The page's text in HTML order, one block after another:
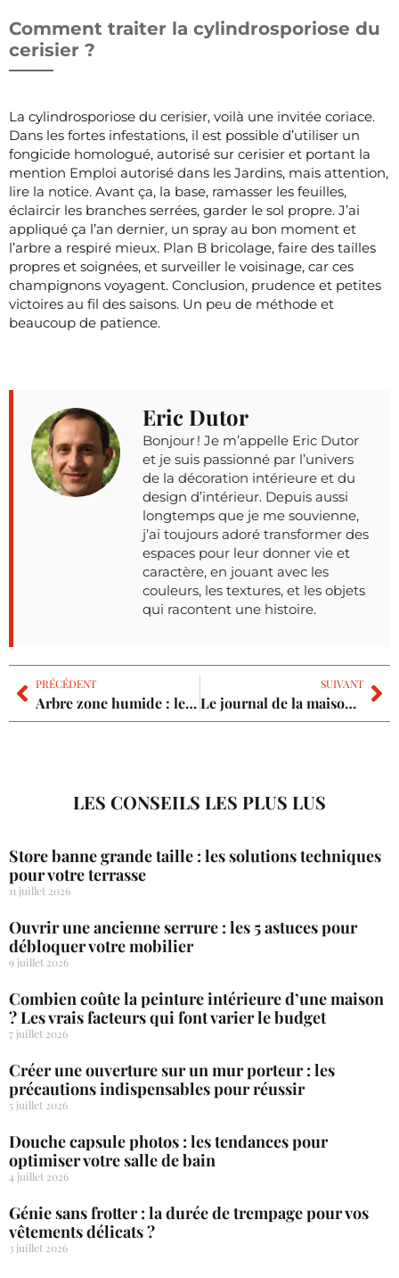
Comment traiter la cylindrosporiose du
cerisier ?
La cylindrosporiose du cerisier, voilà une invitée coriace.
Dans les fortes infestations, il est possible d’utiliser un
fongicide homologué, autorisé sur cerisier et portant la
mention Emploi autorisé dans les Jardins, mais attention,
lire la notice. Avant ça, la base, ramasser les feuilles,
éclaircir les branches serrées, garder le sol propre. J’ai
appliqué ça l’an dernier, un spray au bon moment et
l’arbre a respiré mieux. Plan B bricolage, faire des tailles
propres et soignées, et surveiller le voisinage, car ces
champignons voyagent. Conclusion, prudence et petites
victoires au fil des saisons. Un peu de méthode et
beaucoup de patience.
Eric Dutor
Bonjour ! Je m’appelle Eric Dutor
et je suis passionné par l’univers
de la décoration intérieure et du
design d’intérieur. Depuis aussi
longtemps que je me souvienne,
j’ai toujours adoré transformer des
espaces pour leur donner vie et
caractère, en jouant avec les
couleurs, les textures, et les objets
qui racontent une histoire.
PRÉCÉDENT
Arbre zone humide : les 10 espèces à planter en sol saturé
SUIVANT
Le journal de la maison abonnement : le papier ou le numérique ?
LES CONSEILS LES PLUS LUS
Store banne grande taille : les solutions techniques
pour votre terrasse
11 juillet 2026
Ouvrir une ancienne serrure : les 5 astuces pour
débloquer votre mobilier
9 juillet 2026
Combien coûte la peinture intérieure d’une maison
? Les vrais facteurs qui font varier le budget
7 juillet 2026
Créer une ouverture sur un mur porteur : les
précautions indispensables pour réussir
5 juillet 2026
Douche capsule photos : les tendances pour
optimiser votre salle de bain
4 juillet 2026
Génie sans frotter : la durée de trempage pour vos
vêtements délicats ?
3 juillet 2026